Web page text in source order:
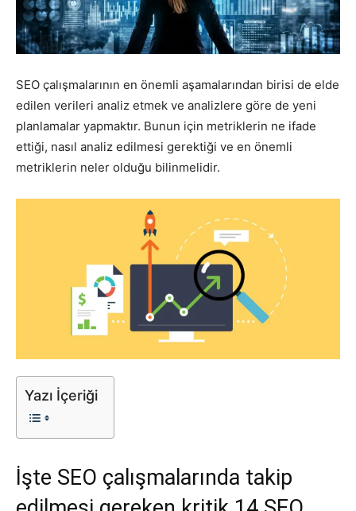
Pazarlaması
–
SEO,
SEM,
ASO,
SEO çalışmalarının en önemli aşamalarından birisi de elde
edilen verileri analiz etmek ve analizlere göre de yeni
planlamalar yapmaktır. Bunun için metriklerin ne ifade
ettiği, nasıl analiz edilmesi gerektiği ve en önemli
metriklerin neler olduğu bilinmelidir.
Yazı İçeriği
İşte SEO çalışmalarında takip